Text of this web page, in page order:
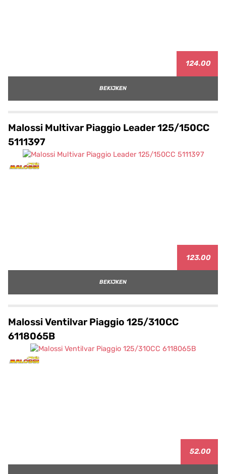
124.00
BEKIJKEN
Malossi Multivar Piaggio Leader 125/150CC
5111397
123.00
BEKIJKEN
Malossi Ventilvar Piaggio 125/310CC
6118065B
52.00